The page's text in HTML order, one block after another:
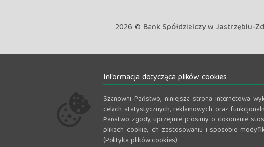
2026 © Bank Spółdzielczy w Jastrzębiu-
Informacja dotycząca plików cookies
Szanowni Państwo, niniejsza strona internetowa
celach statystycznych, reklamowych oraz
Państwo zgody, uprzejmie prosimy o dokonanie
plikach cookie, ich zastosowaniu i sposobie
(Polityka plików cookies).